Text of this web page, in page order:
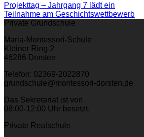
Projekttag – Jahrgang 7 lädt ein
Teilnahme am Geschichtswettbewerb
Private Grundschule
Maria-Montessori-Schule
Kleiner Ring 2
46286 Dorsten
Telefon: 02369-2022870
grundschule@montessori-dorsten.de
Das Sekretariat ist von
08:00-12:00 Uhr besetzt.
Private Realschule